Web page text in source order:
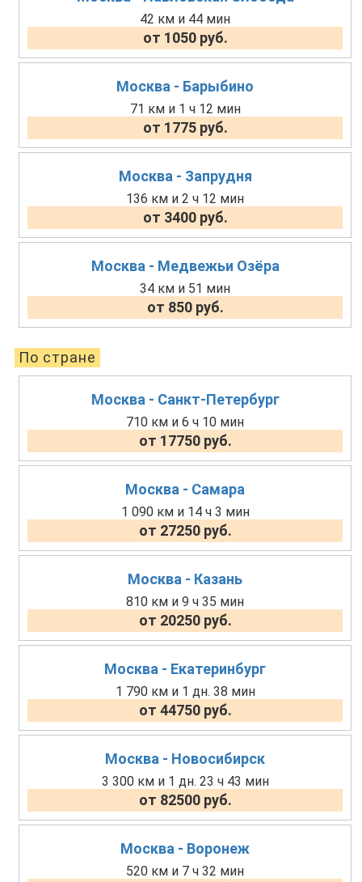
42 км и 44 мин
от 1050 руб.
Москва - Барыбино
71 км и 1 ч 12 мин
от 1775 руб.
Москва - Запрудня
136 км и 2 ч 12 мин
от 3400 руб.
Москва - Медвежьи Озёра
34 км и 51 мин
от 850 руб.
По стране
Москва - Санкт-Петербург
710 км и 6 ч 10 мин
от 17750 руб.
Москва - Самара
1 090 км и 14 ч 3 мин
от 27250 руб.
Москва - Казань
810 км и 9 ч 35 мин
от 20250 руб.
Москва - Екатеринбург
1 790 км и 1 дн. 38 мин
от 44750 руб.
Москва - Новосибирск
3 300 км и 1 дн. 23 ч 43 мин
от 82500 руб.
Москва - Воронеж
520 км и 7 ч 32 мин